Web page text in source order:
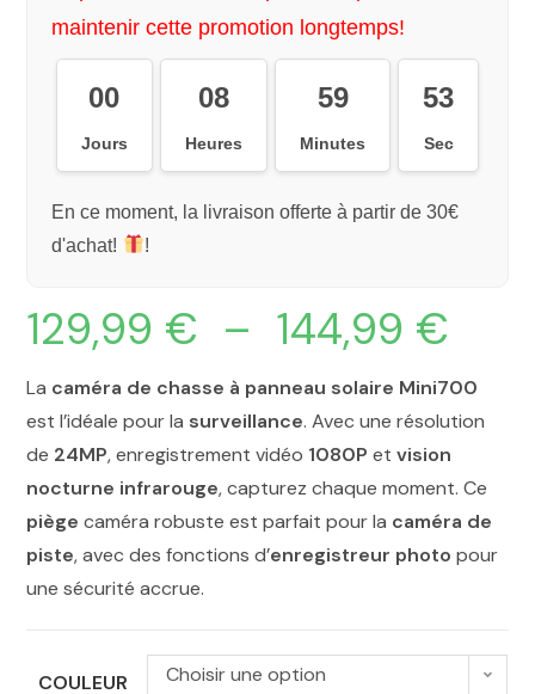
maintenir cette promotion longtemps!
00
Jours
08
Heures
59
Minutes
52
Sec
En ce moment, la livraison offerte à partir de 30€
d'achat!
!
129,99 € – 144,99 €
La caméra de chasse à panneau solaire Mini700
est l’idéale pour la surveillance. Avec une résolution
de 24MP, enregistrement vidéo 1080P etvision
nocturne infrarouge, capturez chaque moment. Ce
piège caméra robuste est parfait pour la caméra de
piste, avec des fonctions d’enregistreur photo pour
une sécurité accrue.
COULEUR Choisir une option